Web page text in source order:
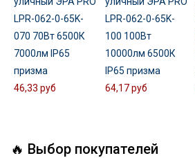
LPR-062-0-65K-
070 70Вт 6500К
7000лм IP65
призма
46,33 руб
LPR-062-0-65K-
100 100Вт
10000лм 6500К
IP65 призма
64,17 руб
🔥 Выбор покупателей